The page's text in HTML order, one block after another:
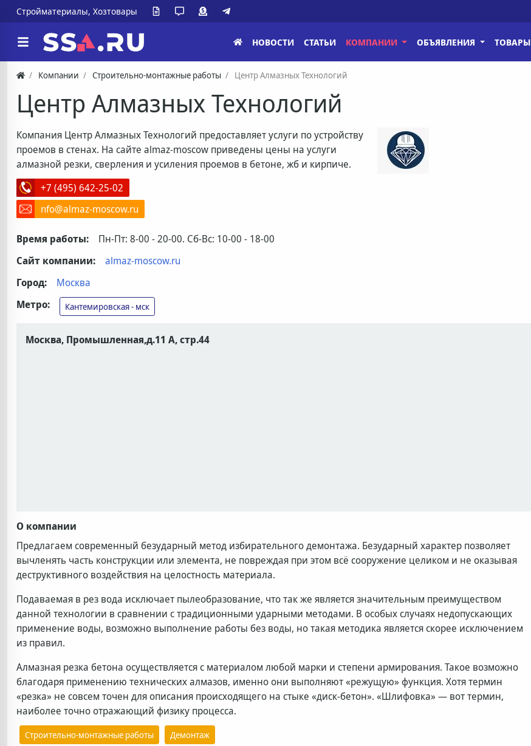
Стройматериалы, Хозтовары
НОВОСТИ СТАТЬИ КОМПАНИИ ОБЪЯВЛЕНИЯ ТОВАРЫ
Компании Строительно-монтажные работы Центр Алмазных Технологий
Центр Алмазных Технологий
Компания Центр Алмазных Технологий предоставляет услуги по устройству
проемов в стенах. На сайте almaz-moscow приведены цены на услуги
алмазной резки, сверления и усиления проемов в бетоне, жб и кирпиче.
+7 (495) 642-25-02
nfo@almaz-moscow.ru
Время работы:
Пн-Пт: 8-00 - 20-00. Сб-Вс: 10-00 - 18-00
Сайт компании:
almaz-moscow.ru
Город:
Москва
Метро:
Кантемировская - мск
Москва, Промышленная,д.11 А, стр.44
О компании
Предлагаем современный безударный метод избирательного демонтажа. Безударный характер позволяет
вычленять часть конструкции или элемента, не повреждая при этом всё сооружение целиком и не оказывая
деструктивного воздействия на целостность материала.
Подаваемая в рез вода исключает пылеобразование, что так же является значительным преимуществом
данной технологии в сравнении с традиционными ударными методами. В особых случаях недопускающих
применение воды, возможно выполнение работы без воды, но такая методика является скорее исключением
из правил.
Алмазная резка бетона осуществляется с материалом любой марки и степени армирования. Такое возможно
благодаря применению технических алмазов, именно они выполняют «режущую» функция. Хотя термин
«резка» не совсем точен для описания происходящего на стыке «диск-бетон». «Шлифовка» — вот термин,
наиболее точно отражающий физику процесса.
Строительно-монтажные работы Демонтаж